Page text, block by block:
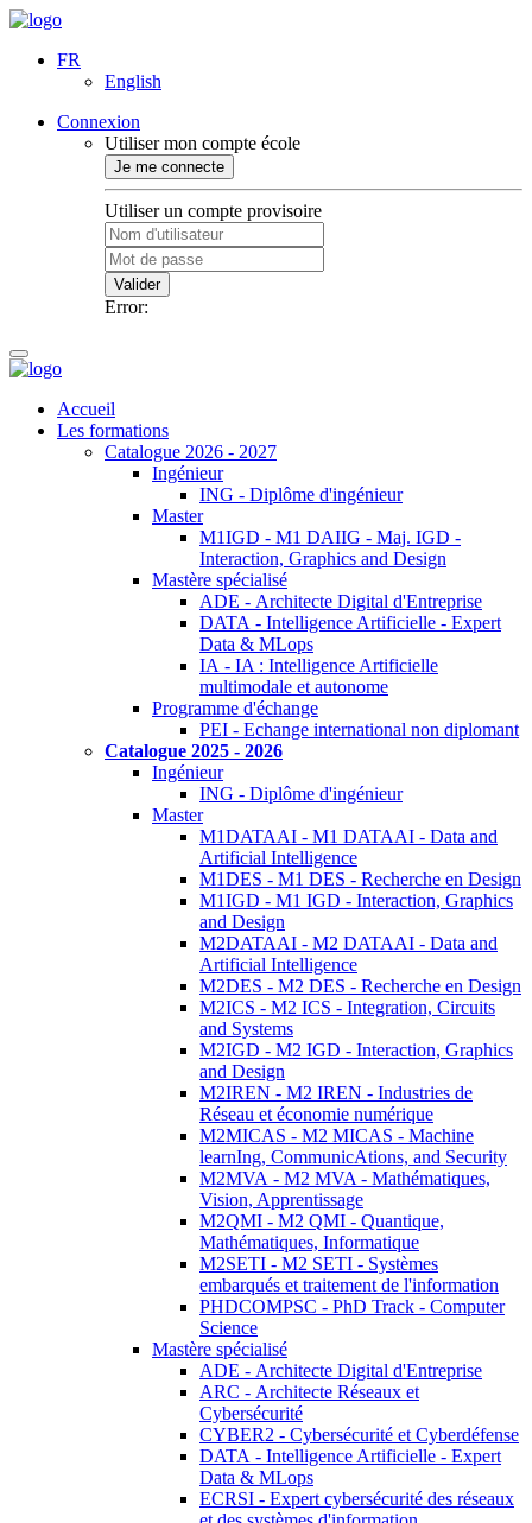
FR
English
Connexion
Utiliser mon compte école
Je me connecte
Utiliser un compte provisoire
Valider
Error:
Accueil
Les formations
Catalogue 2026 - 2027
Ingénieur
ING - Diplôme d'ingénieur
Master
M1IGD - M1 DAIIG - Maj. IGD -
Interaction, Graphics and Design
Mastère spécialisé
ADE - Architecte Digital d'Entreprise
DATA - Intelligence Artificielle - Expert
Data & MLops
IA - IA : Intelligence Artificielle
multimodale et autonome
Programme d'échange
PEI - Echange international non diplomant
Catalogue 2025 - 2026
Ingénieur
ING - Diplôme d'ingénieur
Master
M1DATAAI - M1 DATAAI - Data and
Artificial Intelligence
M1DES - M1 DES - Recherche en Design
M1IGD - M1 IGD - Interaction, Graphics
and Design
M2DATAAI - M2 DATAAI - Data and
Artificial Intelligence
M2DES - M2 DES - Recherche en Design
M2ICS - M2 ICS - Integration, Circuits
and Systems
M2IGD - M2 IGD - Interaction, Graphics
and Design
M2IREN - M2 IREN - Industries de
Réseau et économie numérique
M2MICAS - M2 MICAS - Machine
learnIng, CommunicAtions, and Security
M2MVA - M2 MVA - Mathématiques,
Vision, Apprentissage
M2QMI - M2 QMI - Quantique,
Mathématiques, Informatique
M2SETI - M2 SETI - Systèmes
embarqués et traitement de l'information
PHDCOMPSC - PhD Track - Computer
Science
Mastère spécialisé
ADE - Architecte Digital d'Entreprise
ARC - Architecte Réseaux et
Cybersécurité
CYBER2 - Cybersécurité et Cyberdéfense
DATA - Intelligence Artificielle - Expert
Data & MLops
ECRSI - Expert cybersécurité des réseaux